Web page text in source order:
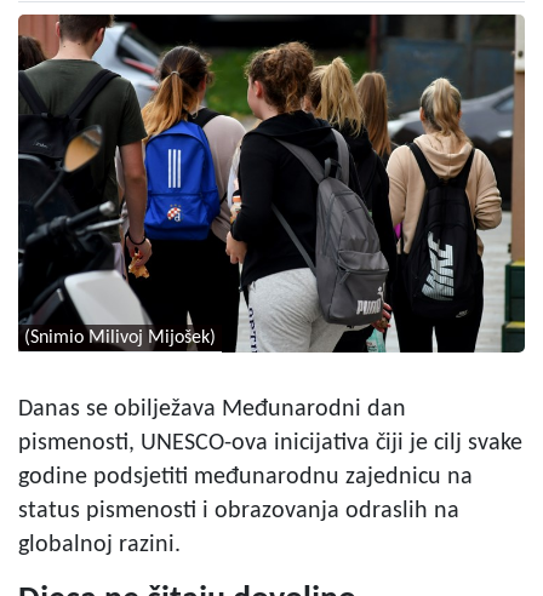
(Snimio Milivoj Mijošek)
Danas se obilježava Međunarodni dan
pismenosti, UNESCO-ova inicijativa čiji je cilj svake
godine podsjetiti međunarodnu zajednicu na
status pismenosti i obrazovanja odraslih na
globalnoj razini.